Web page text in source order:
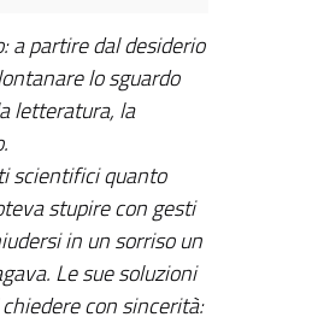
a partire dal desiderio
lo sguardo
letteratura, la
scientifici quanto
stupire con gesti
in un sorriso un
Le sue soluzioni
con sincerità: